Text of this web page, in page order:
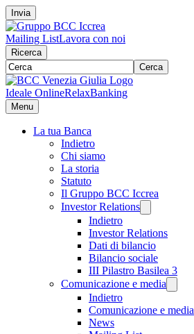
Invia
Mailing ListLavora con noi
Ricerca
Cerca
Ideale OnlineRelaxBanking
Menu
La tua Banca
Indietro
Chi siamo
La storia
Statuto
Il Gruppo BCC Iccrea
Investor Relations
Indietro
Investor Relations
Dati di bilancio
Bilancio sociale
III Pilastro Basilea 3
Comunicazione e media
Indietro
Comunicazione e media
News